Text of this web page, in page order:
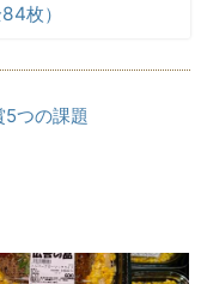
枚）
5つの課題